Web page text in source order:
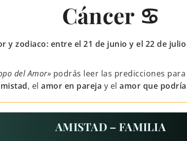
Cáncer ♋
y zodiaco: entre el 21 de junio y el 22 de
del Amor» podrás leer las predicciones
, el amor en pareja y el amor que
AMISTAD – FAMILIA